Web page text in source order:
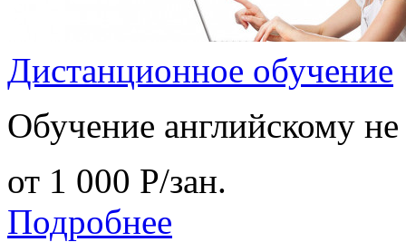
Дистанционное обучение
Обучение английскому
от 1 000 Р/зан.
Подробнее